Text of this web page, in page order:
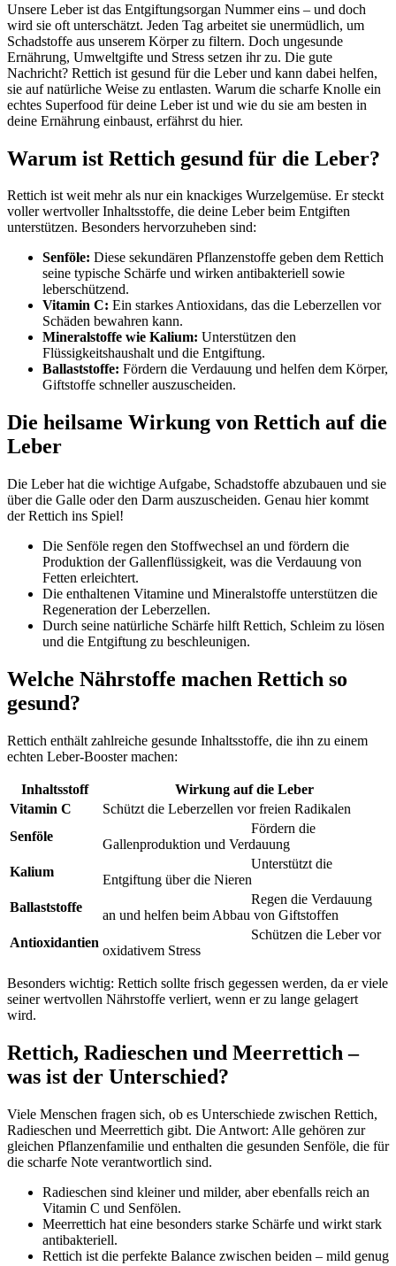
Unsere Leber ist das Entgiftungsorgan Nummer eins – und doch
wird sie oft unterschätzt. Jeden Tag arbeitet sie unermüdlich, um
Schadstoffe aus unserem Körper zu filtern. Doch ungesunde
Ernährung, Umweltgifte und Stress setzen ihr zu. Die gute
Nachricht? Rettich ist gesund für die Leber und kann dabei helfen,
sie auf natürliche Weise zu entlasten. Warum die scharfe Knolle ein
echtes Superfood für deine Leber ist und wie du sie am besten in
deine Ernährung einbaust, erfährst du hier.
Warum ist Rettich gesund für die Leber?
Rettich ist weit mehr als nur ein knackiges Wurzelgemüse. Er steckt
voller wertvoller Inhaltsstoffe, die deine Leber beim Entgiften
unterstützen. Besonders hervorzuheben sind:
Senföle: Diese sekundären Pflanzenstoffe geben dem Rettich
seine typische Schärfe und wirken antibakteriell sowie
leberschützend.
Vitamin C: Ein starkes Antioxidans, das die Leberzellen vor
Schäden bewahren kann.
Mineralstoffe wie Kalium: Unterstützen den
Flüssigkeitshaushalt und die Entgiftung.
Ballaststoffe: Fördern die Verdauung und helfen dem Körper,
Giftstoffe schneller auszuscheiden.
Die heilsame Wirkung von Rettich auf die
Leber
Die Leber hat die wichtige Aufgabe, Schadstoffe abzubauen und sie
über die Galle oder den Darm auszuscheiden. Genau hier kommt
der Rettich ins Spiel!
Die Senföle regen den Stoffwechsel an und fördern die
Produktion der Gallenflüssigkeit, was die Verdauung von
Fetten erleichtert.
Die enthaltenen Vitamine und Mineralstoffe unterstützen die
Regeneration der Leberzellen.
Durch seine natürliche Schärfe hilft Rettich, Schleim zu lösen
und die Entgiftung zu beschleunigen.
Welche Nährstoffe machen Rettich so
gesund?
Rettich enthält zahlreiche gesunde Inhaltsstoffe, die ihn zu einem
echten Leber-Booster machen:
Inhaltsstoff
Wirkung auf die Leber
Vitamin C
Schützt die Leberzellen vor freien Radikalen
Senföle
Fördern die
Gallenproduktion und Verdauung
Kalium
Unterstützt die
Entgiftung über die Nieren
Ballaststoffe
Regen die Verdauung
an und helfen beim Abbau von Giftstoffen
Antioxidantien
Schützen die Leber vor
oxidativem Stress
Besonders wichtig: Rettich sollte frisch gegessen werden, da er viele
seiner wertvollen Nährstoffe verliert, wenn er zu lange gelagert
wird.
Rettich, Radieschen und Meerrettich –
was ist der Unterschied?
Viele Menschen fragen sich, ob es Unterschiede zwischen Rettich,
Radieschen und Meerrettich gibt. Die Antwort: Alle gehören zur
gleichen Pflanzenfamilie und enthalten die gesunden Senföle, die für
die scharfe Note verantwortlich sind.
Radieschen sind kleiner und milder, aber ebenfalls reich an
Vitamin C und Senfölen.
Meerrettich hat eine besonders starke Schärfe und wirkt stark
antibakteriell.
Rettich ist die perfekte Balance zwischen beiden – mild genug